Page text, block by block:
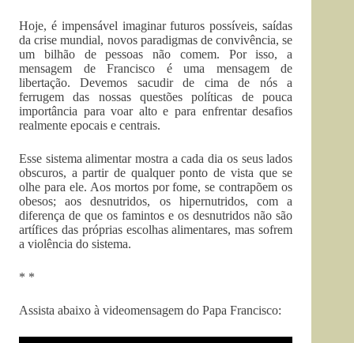
Hoje, é impensável imaginar futuros possíveis, saídas
da crise mundial, novos paradigmas de convivência, se
um bilhão de pessoas não comem. Por isso, a
mensagem de Francisco é uma mensagem de
libertação. Devemos sacudir de cima de nós a
ferrugem das nossas questões políticas de pouca
importância para voar alto e para enfrentar desafios
realmente epocais e centrais.
Esse sistema alimentar mostra a cada dia os seus lados
obscuros, a partir de qualquer ponto de vista que se
olhe para ele. Aos mortos por fome, se contrapõem os
obesos; aos desnutridos, os hipernutridos, com a
diferença de que os famintos e os desnutridos não são
artífices das próprias escolhas alimentares, mas sofrem
a violência do sistema.
* *
Assista abaixo à videomensagem do Papa Francisco: